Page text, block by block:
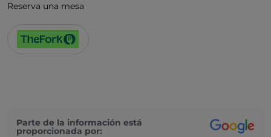
Reserva una mesa
Parte de la información está
proporcionada por: